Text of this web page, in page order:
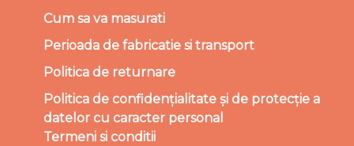
Cum sa va masurati
Perioada de fabricatie si transport
Politica de returnare
Politica de confidențialitate și de protecție a
datelor cu caracter personal
Termeni si conditii